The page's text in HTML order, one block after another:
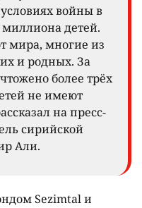
войны в
миллиона детей.
мира, многие из
и родных. За
более трёх
не имеют
на пресс-
сирийской
Али.
Sezimtal и